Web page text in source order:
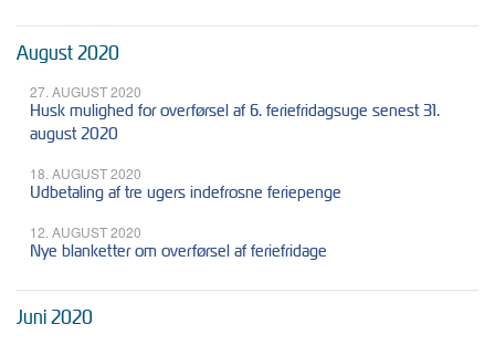
August 2020
27. AUGUST 2020
Husk mulighed for overførsel af 6. feriefridagsuge senest 31.
august 2020
18. AUGUST 2020
Udbetaling af tre ugers indefrosne feriepenge
12. AUGUST 2020
Nye blanketter om overførsel af feriefridage
Juni 2020